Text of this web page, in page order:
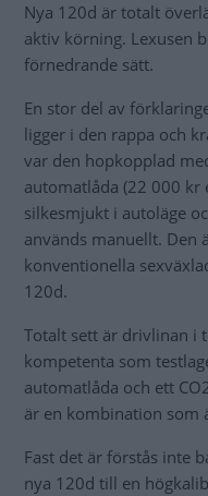
Nya 120d är totalt
aktiv körning. Lexusen
förnedrande sätt.
En stor del av
ligger i den rappa och
var den hopkopplad
automatlåda (22 000 kr
silkesmjukt i autoläge
används manuellt. Den
konventionella
120d.
Totalt sett är drivlinan i
kompetenta som
automatlåda och ett
är en kombination som
Fast det är förstås inte
nya 120d till en